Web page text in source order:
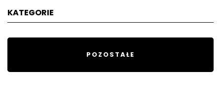
KATEGORIE
POZOSTAŁE